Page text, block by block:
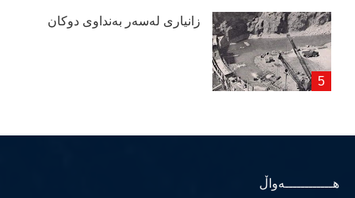
زانیاری لەسەر بەنداوی دوكان
هــــــــــــەواڵ